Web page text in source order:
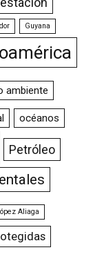
Guyana
ambiente
océanos
Petróleo
Aliaga